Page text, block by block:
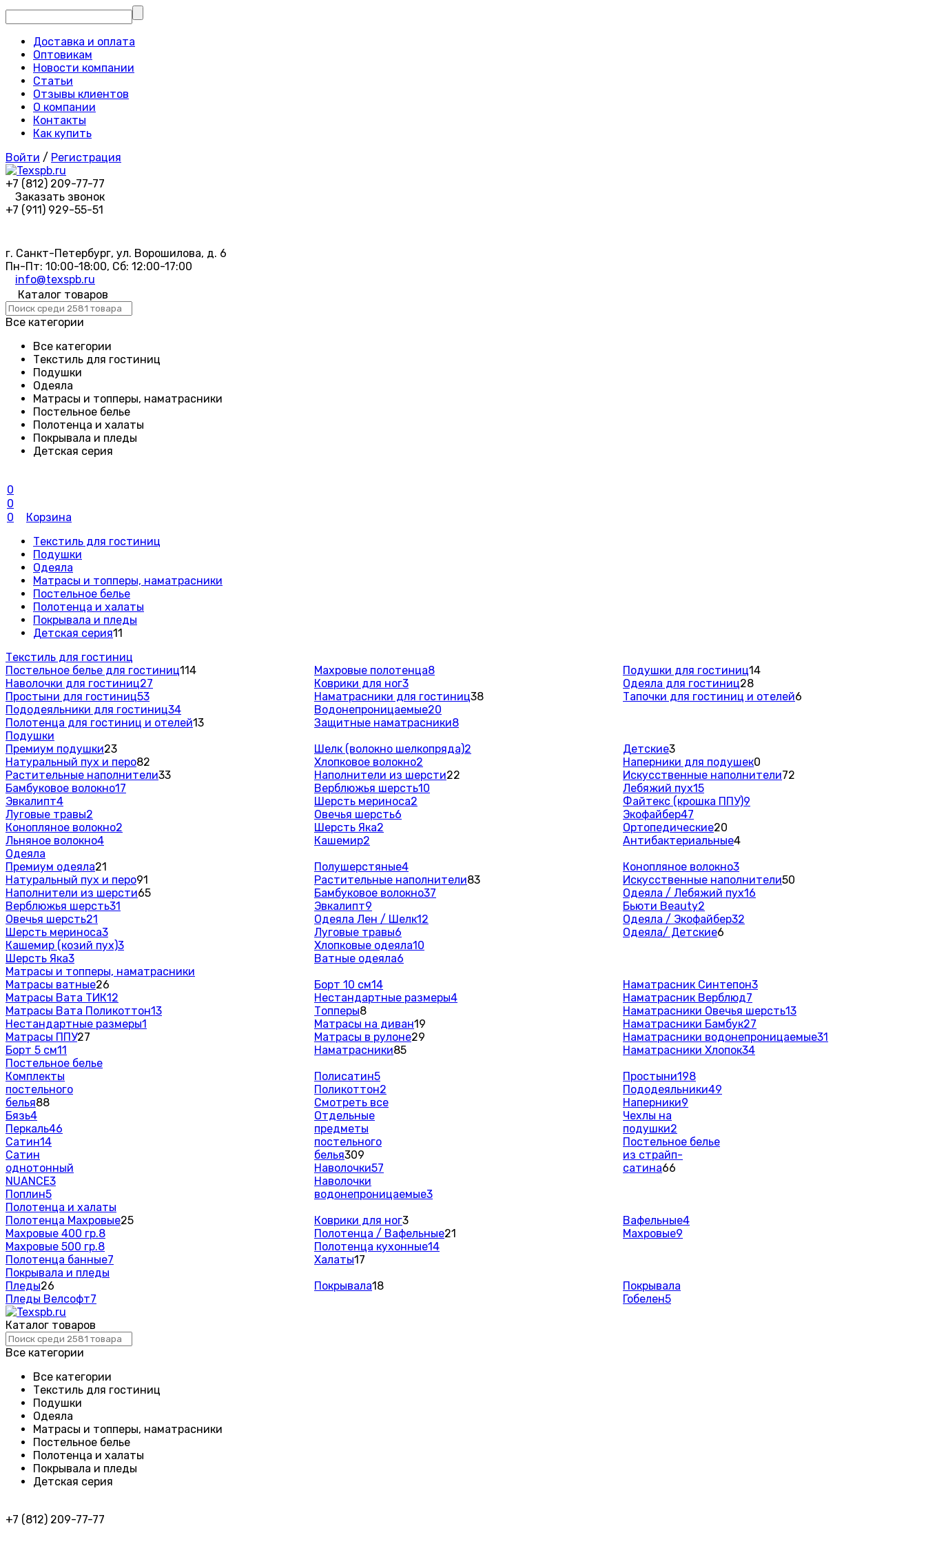
Доставка и оплата
Оптовикам
Новости компании
Статьи
Отзывы клиентов
О компании
Контакты
Как купить
Войти / Регистрация
+7 (812) 209-77-77
Заказать звонок
+7 (911) 929-55-51
г. Санкт-Петербург, ул. Ворошилова, д. 6
Пн-Пт: 10:00-18:00, Сб: 12:00-17:00
info@texspb.ru
Каталог товаров
Все категории
Все категории
Текстиль для гостиниц
Подушки
Одеяла
Матрасы и топперы, наматрасники
Постельное белье
Полотенца и халаты
Покрывала и пледы
Детская серия
0
0
0
Корзина
Текстиль для гостиниц
Подушки
Одеяла
Матрасы и топперы, наматрасники
Постельное белье
Полотенца и халаты
Покрывала и пледы
Детская серия11
Текстиль для гостиниц
Постельное белье для гостиниц114
Наволочки для гостиниц27
Простыни для гостиниц53
Пододеяльники для гостиниц34
Полотенца для гостиниц и отелей13
Махровые полотенца8
Коврики для ног3
Наматрасники для гостиниц38
Водонепроницаемые20
Защитные наматрасники8
Подушки для гостиниц14
Одеяла для гостиниц28
Тапочки для гостиниц и отелей6
Подушки
Премиум подушки23
Натуральный пух и перо82
Растительные наполнители33
Бамбуковое волокно17
Эвкалипт4
Луговые травы2
Конопляное волокно2
Льняное волокно4
Шелк (волокно шелкопряда)2
Хлопковое волокно2
Наполнители из шерсти22
Верблюжья шерсть10
Шерсть мериноса2
Овечья шерсть6
Шерсть Яка2
Кашемир2
Детские3
Наперники для подушек0
Искусственные наполнители72
Лебяжий пух15
Файтекс (крошка ППУ)9
Экофайбер47
Ортопедические20
Антибактериальные4
Одеяла
Премиум одеяла21
Натуральный пух и перо91
Наполнители из шерсти65
Верблюжья шерсть31
Овечья шерсть21
Шерсть мериноса3
Кашемир (козий пух)3
Шерсть Яка3
Полушерстяные4
Растительные наполнители83
Бамбуковое волокно37
Эвкалипт9
Одеяла Лен / Шелк12
Луговые травы6
Хлопковые одеяла10
Ватные одеяла6
Конопляное волокно3
Искусственные наполнители50
Одеяла / Лебяжий пух16
Бьюти Beauty2
Одеяла / Экофайбер32
Одеяла/ Детские6
Матрасы и топперы, наматрасники
Матрасы ватные26
Матрасы Вата ТИК12
Матрасы Вата Поликоттон13
Нестандартные размеры1
Матрасы ППУ27
Борт 5 см11
Борт 10 см14
Нестандартные размеры4
Топперы8
Матрасы на диван19
Матрасы в рулоне29
Наматрасники85
Наматрасник Синтепон3
Наматрасник Верблюд7
Наматрасники Овечья шерсть13
Наматрасники Бамбук27
Наматрасники водонепроницаемые31
Наматрасники Хлопок34
Постельное белье
Комплекты
постельного
белья88
Бязь4
Перкаль46
Сатин14
Сатин
однотонный
NUANCE3
Поплин5
Полисатин5
Поликоттон2
Смотреть все
Отдельные
предметы
постельного
белья309
Наволочки57
Наволочки
водонепроницаемые3
Простыни198
Пододеяльники49
Наперники9
Чехлы на
подушки2
Постельное белье
из страйп-
сатина66
Полотенца и халаты
Полотенца Махровые25
Махровые 400 гр.8
Махровые 500 гр.8
Полотенца банные7
Коврики для ног3
Полотенца / Вафельные21
Полотенца кухонные14
Халаты17
Вафельные4
Махровые9
Покрывала и пледы
Пледы26
Пледы Велсофт7
Покрывала18
Покрывала
Гобелен5
Каталог товаров
Все категории
Все категории
Текстиль для гостиниц
Подушки
Одеяла
Матрасы и топперы, наматрасники
Постельное белье
Полотенца и халаты
Покрывала и пледы
Детская серия
+7 (812) 209-77-77